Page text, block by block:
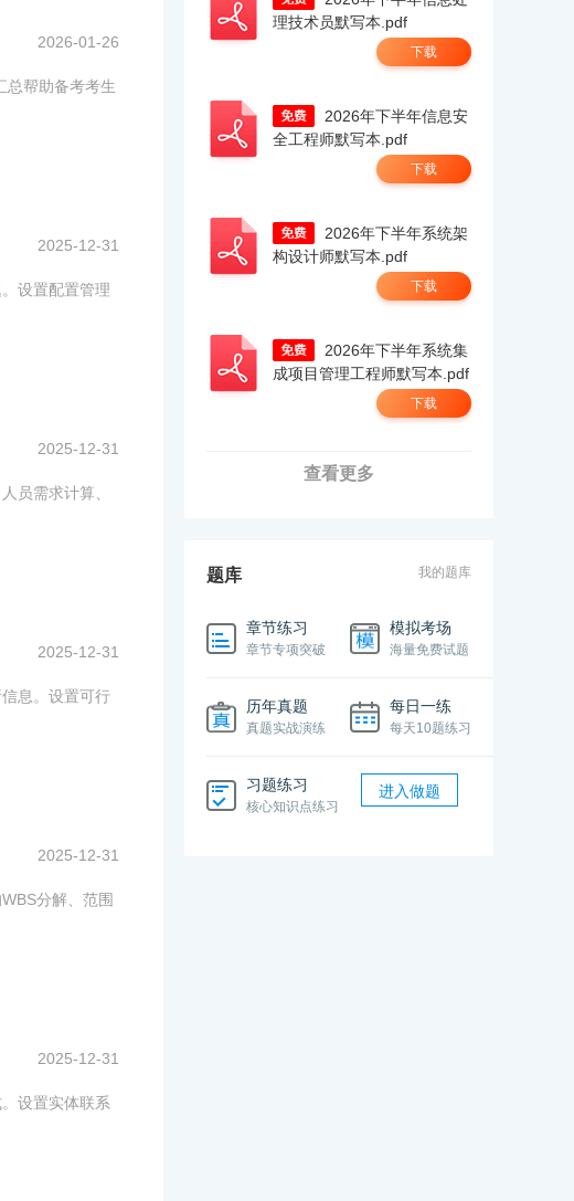
2026-01-26
总帮助备考考生
2025-12-31
设置配置管理
2025-12-31
员需求计算、
2025-12-31
息。设置可行
2025-12-31
分解、范围
2025-12-31
设置实体联系
理技术员默写本.pdf
下载
全工程师默写本.pdf
下载
构设计师默写本.pdf
下载
成项目管理工程师默写本.pdf
下载
查看更多
题库 我的题库
章节练习
章节专项突破
模拟考场
海量免费试题
历年真题
真题实战演练
每日一练
每天10题练习
习题练习
核心知识点练习
进入做题